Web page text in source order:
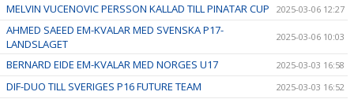
MELVIN VUCENOVIC PERSSON KALLAD TILL PINATAR CUP 2025-03-06 12:27
AHMED SAEED EM-KVALAR MED SVENSKA P17-
LANDSLAGET
2025-03-06 10:03
BERNARD EIDE EM-KVALAR MED NORGES U17 2025-03-03 16:58
DIF-DUO TILL SVERIGES P16 FUTURE TEAM 2025-03-03 16:52